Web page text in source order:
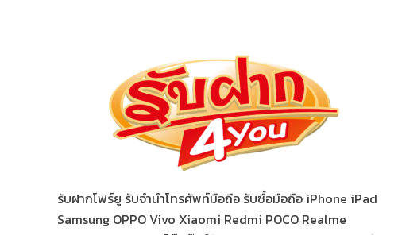
รับฝากโฟร์ยู รับจำนำโทรศัพท์มือถือ รับซื้อมือถือ iPhone iPad
Samsung OPPO Vivo Xiaomi Redmi POCO Realme